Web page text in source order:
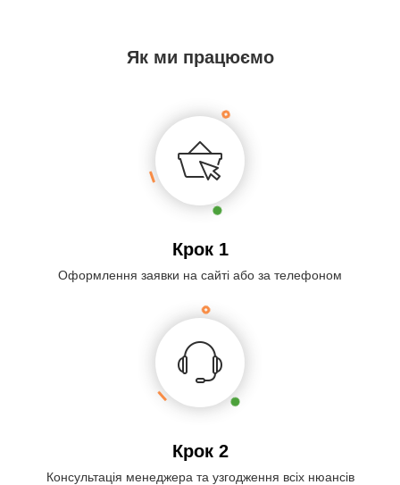
Як ми працюємо
Крок 1
Оформлення заявки на сайті або за телефоном
Крок 2
Консультація менеджера та узгодження всіх нюансів